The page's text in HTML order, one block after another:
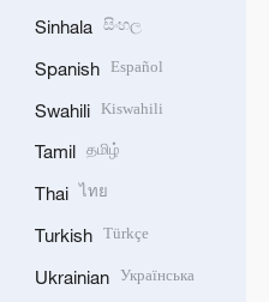
Sinhala සිංහල
Spanish Español
Swahili Kiswahili
Tamil தமிழ்
Thai ไทย
Turkish Türkçe
Ukrainian Українська